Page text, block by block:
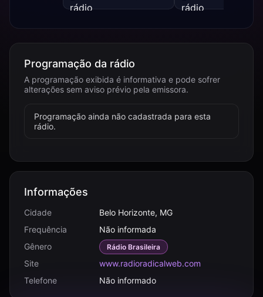
Programação da rádio
A programação exibida é informativa e pode sofrer
alterações sem aviso prévio pela emissora.
Programação ainda não cadastrada para esta
rádio.
Informações
Cidade
Belo Horizonte, MG
Frequência
Não informada
Gênero
Rádio Brasileira
Site
www.radioradicalweb.com
Telefone
Não informado